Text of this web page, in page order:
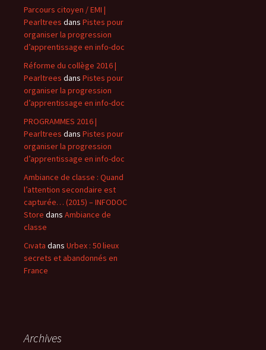
Parcours citoyen / EMI |
Pearltrees dans Pistes pour
organiser la progression
d’apprentissage en info-doc
Réforme du collège 2016 |
Pearltrees dans Pistes pour
organiser la progression
d’apprentissage en info-doc
PROGRAMMES 2016 |
Pearltrees dans Pistes pour
organiser la progression
d’apprentissage en info-doc
Ambiance de classe : Quand
l’attention secondaire est
capturée… (2015) – INFODOC
Store dans Ambiance de
classe
Cıvata dans Urbex : 50 lieux
secrets et abandonnés en
France
Archives